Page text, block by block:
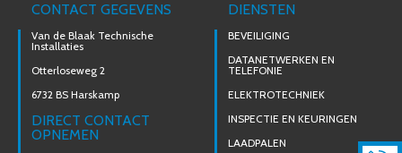
CONTACT GEGEVENS
Van de Blaak Technische
Installaties
Otterloseweg 2
6732 BS Harskamp
DIRECT CONTACT
OPNEMEN
DIENSTEN
BEVEILIGING
DATANETWERKEN EN
TELEFONIE
ELEKTROTECHNIEK
INSPECTIE EN KEURINGEN
LAADPALEN